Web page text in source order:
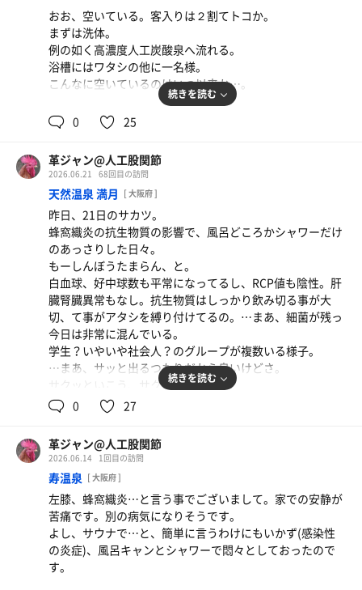
からあげ定食(3個)
唐揚げ食っておけば、間違いはない。 味噌汁かと思い
きや、豚汁。 このサービスは大きい！
休憩中に、ふと気づく。0800、オートロウリュあるんじ
ゃ？！
急ぎ入室、しかし無情にも送風機が唸りを上げていた。少
し遅かったか…。まあ、ヨシとしよう。
最後は電気の確認とともにしっかり外気浴。萬の湯で締め
るかと思ったが、けっこう混雑。白湯で温まり、シャワ
ー。
5階でしばしの休憩。朝食と本日の予定を検討。
…この空腹…やよい軒か…。
いや、毎朝和食だし、たまにはトーストやホットドッグも
食べたいな…。
確か阪神梅田本店で黄金展をやっていたはず…。
28日は不動明王の縁日…護摩行、最近体験してないな…。
『成瀬は信じる道を行く』、サイン本が欲しいから購入は
ちょっと我慢するか…？
さて…。
0845、退館準備開始。
ソーセージ目玉焼き朝食
ウィスキングサウナからスタート。
…あまり湿度が高くない。誰もロウリュしてないのかな？
まあ、それでもヨシと3分したらセルフロウリュ。
うん、この広さの空間だから、効果は絶大。たっぷりと汗
を出して退室。
フィンランドへ。
レはコレで愉しいのよね。
白湯、シャワーと流れ、このラウンドも終了。
日替り定食を腹に入れ、歯みがきに向う。
…だけでは終わらずフィンランドで2セット。萬の湯に入
り、シャワーで終了。
…今日、帰ろうかな…どうしようか…。
ゴロゴロしながら気がつけば2130。
リクライニングが空いてたら、お泊りしちゃおうかな…。
結果はお泊り決定。
追加でちゃんぽんを頂き、リクライニングに引きこもる。
思ったより空いてるんだけど…そうか確か台風来てるんだ
っけ。
おお、空いている。客入りは２割てトコか。
まずは洗体。
例の如く高濃度人工炭酸泉へ流れる。
浴槽にはワタシの他に一名様。
こんなに空いているのはいつ以来か…。
雨を眺めつつ、露天温泉へ。
おや、露天スペースの箱庭の竹、剪定した？
ではサ室へ。
うむ、こちらも空いている。
しかしそれゆえか、やたらと身体の幅を広げて座す輩もい
る。
身体を大きく見せる…エリマキトカゲのエリマキみたいな
モンですね。
雨の外気浴も心地よし。
サ室に入る前に身体を拭いて、サウナ中も身体は拭いて。
外気浴前もちゃんと身体を拭く。
基本をしっかりすると、やっぱり極上ですな。久しぶりに
ゆっくりサウナ…てのもあるけれど。
6分、8分、8分で3セット。
最後の休憩は寝転んで。
最後は内湯。
半身浴で身体を温めていると、残った冷えが上半身へ集ま
っていく。
少し深めに身体を漬けると、その冷えが首筋に集中し、ゆ
っくりと抜けていく。
全身が温まると、シャワーで締め。
久しぶりに満月で90分。
雨天の日が狙い所かもしれンなぁ。
続きを読む
0 25
革ジャン@人工股関節
2026.06.21 68回目の訪問
天然温泉 満月 [ 大阪府 ]
昨日、21日のサカツ。
蜂窩織炎の抗生物質の影響で、風呂どころかシャワーだけ
のあっさりした日々。
もーしんぼうたまらん、と。
白血球、好中球数も平常になってるし、RCP値も陰性。肝
臓腎臓異常もなし。抗生物質はしっかり飲み切る事が大
切、て事がアタシを縛り付けてるの。…まあ、細菌が残っ
今日は非常に混んでいる。
学生？いやいや社会人？のグループが複数いる様子。
…まあ、サッと出るつもりだから良いけどさ。
サクッといこう、サクッと。
はい、洗体。空いているカランも少なく、運よく座れた感
じ。
…お隣でしっかり体を洗ってるアニキも、タオルは不所
持。
も、タオルある方が楽じゃね？不思議よね。不所持。
高濃度人工炭酸泉へ。コチラも運よく入れた感じ。
けしてのびのびと湯舟に浸かる…て感じではないけれど。
温まり、血流を良くするのは、療養的にはよろしくない。
ゆえに5分で移動。
続きを読む
0 27
革ジャン@人工股関節
2026.06.14 1回目の訪問
寿温泉 [ 大阪府 ]
左膝、蜂窩織炎…と言う事でございまして。家での安静が
苦痛です。別の病気になりそうです。
よし、サウナで…と、簡単に言うわけにもいかず(感染性
の炎症)、風呂キャンとシャワーで悶々としておったので
す。